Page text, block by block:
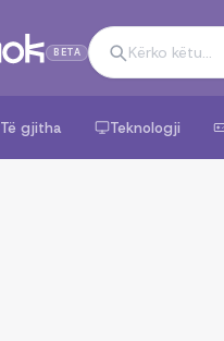
BETA
Të gjitha Teknologji